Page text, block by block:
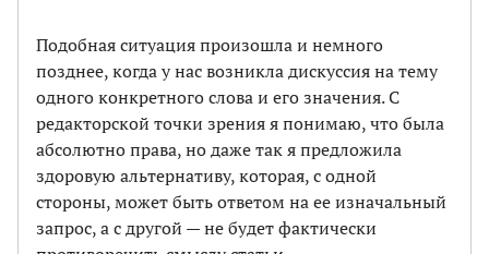
Подобная ситуация произошла и немного
позднее, когда у нас возникла дискуссия на тему
одного конкретного слова и его значения. С
редакторской точки зрения я понимаю, что была
абсолютно права, но даже так я предложила
здоровую альтернативу, которая, с одной
стороны, может быть ответом на ее изначальный
запрос, а с другой — не будет фактически